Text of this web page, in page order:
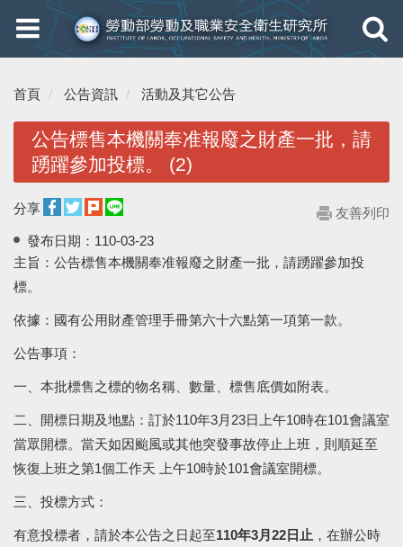
Toggle
navigation
Toggle
首頁 公告資訊 活動及其它公告
公告標售本機關奉准報廢之財產一批，請
踴躍參加投標。 (2)
分享
友善列印
發布日期： 110-03-23
主旨：公告標售本機關奉准報廢之財產一批，請踴躍參加投
標。
依據：國有公用財產管理手冊第六十六點第一項第一款。
公告事項：
一、本批標售之標的物名稱、數量、標售底價如附表。
二、開標日期及地點：訂於110年3月 23日上午10時在101會議室
當眾開標。當天如因颱風或其他突發事故停止上班，則順延至
恢復上班之第1個工作天 上午10時於101會議室開標。
三、投標方式：
有意投標者，請於本公告之日起至110年3月 22 日止 ，在辦公時